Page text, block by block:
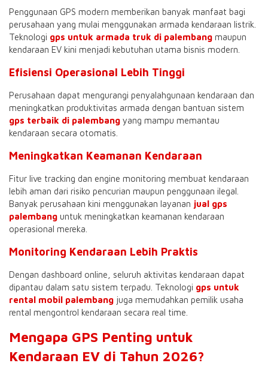
Penggunaan GPS modern memberikan banyak manfaat bagi
perusahaan yang mulai menggunakan armada kendaraan listrik.
Teknologi gps untuk armada truk di palembang maupun
kendaraan EV kini menjadi kebutuhan utama bisnis modern.
Efisiensi Operasional Lebih Tinggi
Perusahaan dapat mengurangi penyalahgunaan kendaraan dan
meningkatkan produktivitas armada dengan bantuan sistem
gps terbaik di palembang yang mampu memantau
kendaraan secara otomatis.
Meningkatkan Keamanan Kendaraan
Fitur live tracking dan engine monitoring membuat kendaraan
lebih aman dari risiko pencurian maupun penggunaan ilegal.
Banyak perusahaan kini menggunakan layanan jual gps
palembang untuk meningkatkan keamanan kendaraan
operasional mereka.
Monitoring Kendaraan Lebih Praktis
Dengan dashboard online, seluruh aktivitas kendaraan dapat
dipantau dalam satu sistem terpadu. Teknologi gps untuk
rental mobil palembang juga memudahkan pemilik usaha
rental mengontrol kendaraan secara real time.
Mengapa GPS Penting untuk
Kendaraan EV di Tahun 2026?